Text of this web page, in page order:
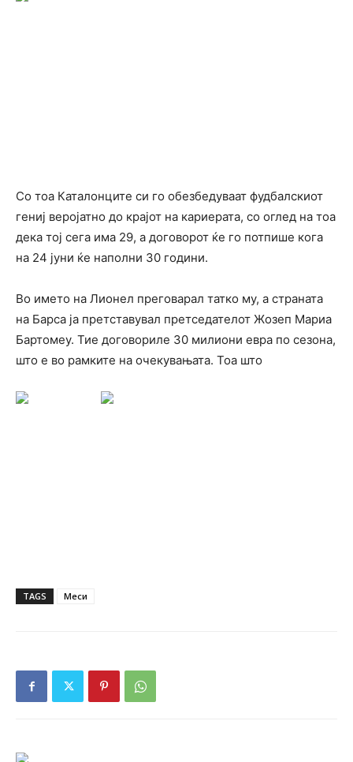
Со тоа Каталонците си го обезбедуваат фудбалскиот
гениј веројатно до крајот на кариерата, со оглед на тоа
дека тој сега има 29, а договорот ќе го потпише кога
на 24 јуни ќе наполни 30 години.
Во името на Лионел преговарал татко му, а страната
на Барса ја претставувал претседателот Жозеп Мариа
Бартомеу. Тие договориле 30 милиони евра по сезона,
што е во рамките на очекувањата. Тоа што
TAGS Меси